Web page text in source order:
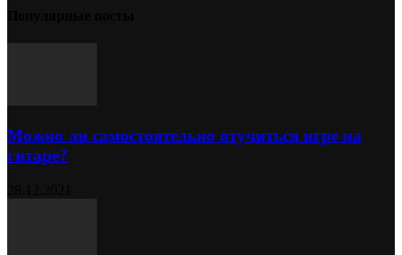
Можно ли самостоятельно отучиться игре на
гитаре?